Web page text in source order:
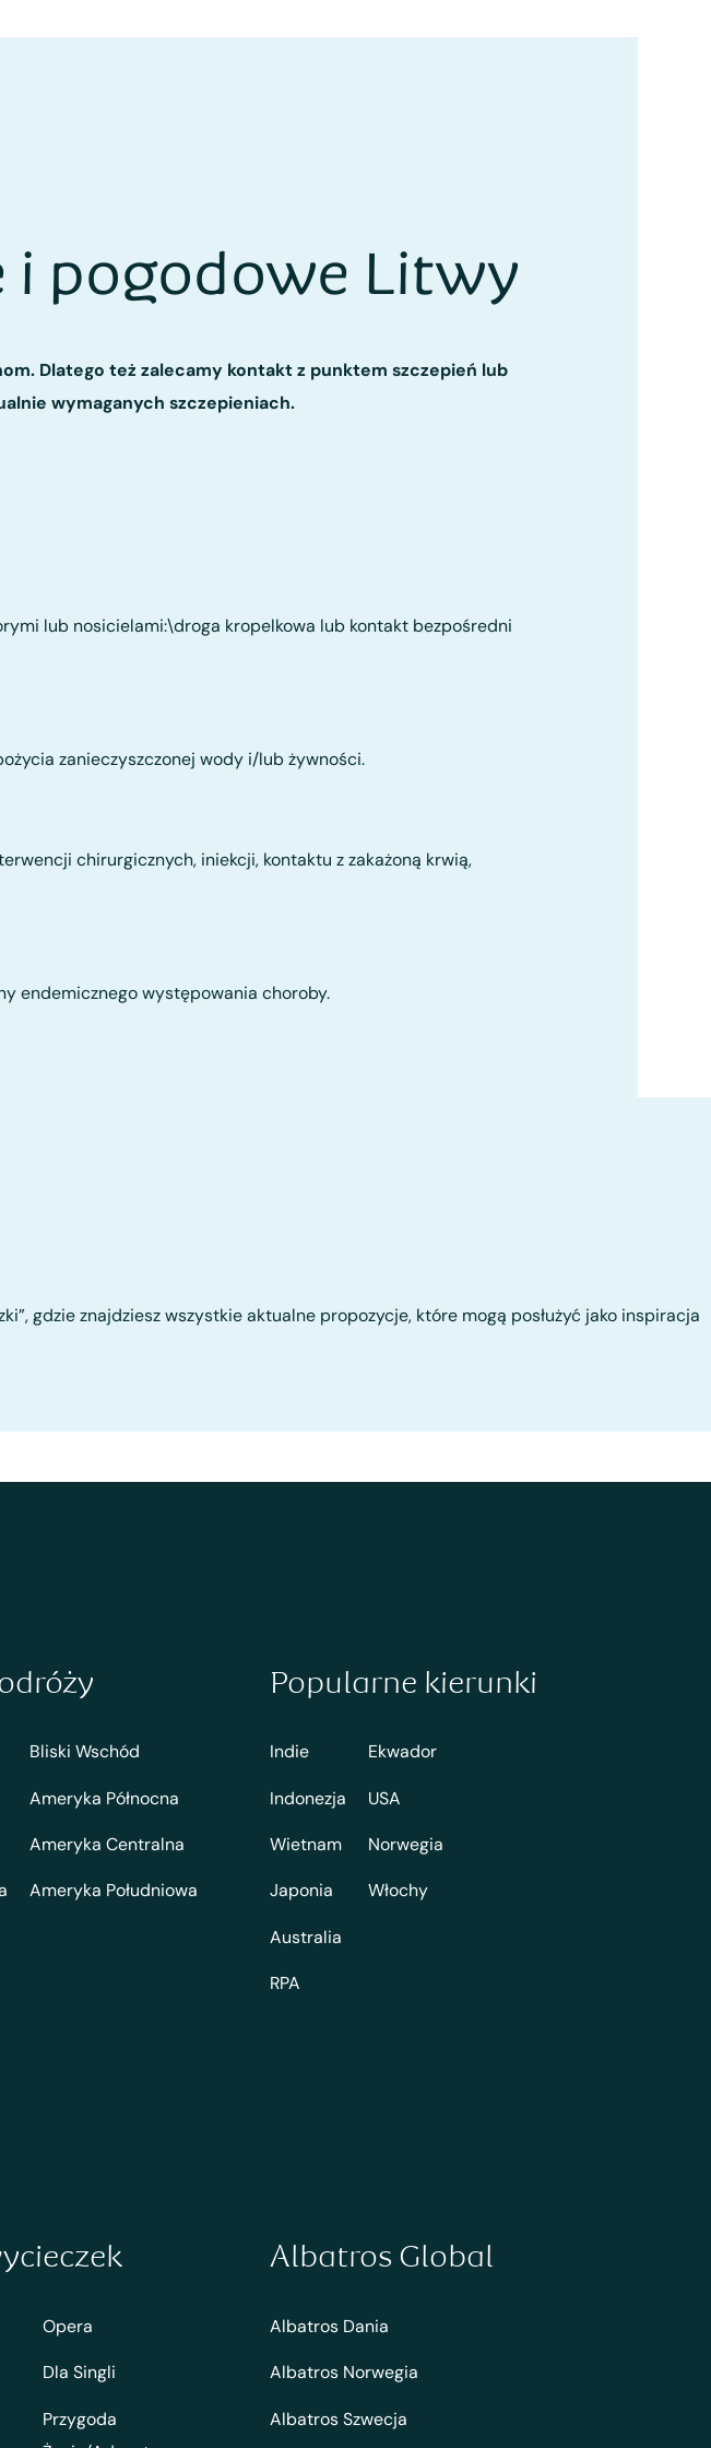
pogodowe Litwy
Dlatego też zalecamy kontakt z punktem szczepień lub
wymaganych szczepieniach.
lub nosicielami:\droga kropelkowa lub kontakt bezpośredni
zanieczyszczonej wody i/lub żywności.
chirurgicznych, iniekcji, kontaktu z zakażoną krwią,
endemicznego występowania choroby.
gdzie znajdziesz wszystkie aktualne propozycje, które mogą posłużyć jako inspiracja
Bliski Wschód
Ameryka Północna
Ameryka Centralna
Ameryka Południowa
Popularne kierunki
Indie
Indonezja
Wietnam
Japonia
Australia
RPA
Ekwador
USA
Norwegia
Włochy
Opera
Dla Singli
Przygoda
Albatros Global
Albatros Dania
Albatros Norwegia
Albatros Szwecja